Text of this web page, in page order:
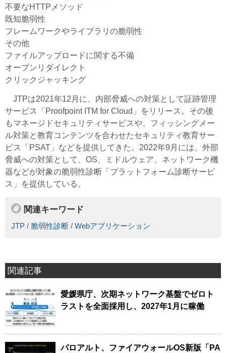
不要なHTTPメソッド
既知脆弱性
フレームワークやライブラリの脆弱性
その他
ファイルアップロードに関する不備
オープンリダイレクト
クリックジャッキング
JTPは2021年12月に、内部脅威への対策として証跡管理
サービス「Proofpoint ITM for Cloud」をリリース。その後
もマネージドセキュリティサービスや、フィッシングメー
ル対策と教育コンテンツを合わせたセキュリティ教育サー
ビス「PSAT」などを提供してきた。2022年9月には、外部
脅威への対策として、OS、ミドルウェア、ネットワーク機
器などが対象の脆弱性診断「プラットフォーム診断サービ
ス」を提供している。
関連キーワード
JTP / 脆弱性診断 / Webアプリケーション
関連記事
愛媛県庁、次期ネットワーク基盤でゼロト
ラストを全面採用し、2027年1月に稼働
パロアルト、ファイアウォールOS新版「PA